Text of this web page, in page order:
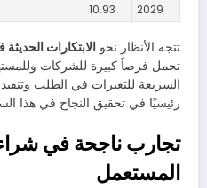
2029
10.93
تتجه الأنظار نحو الابتكارات
تحمل فرصاً كبيرة للشركات
السريعة للتغيرات في الطلب
رئيسيًا في تحقيق النجاح في هذا
تجارب ناجحة في شراء
المستعمل